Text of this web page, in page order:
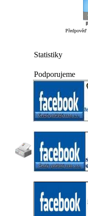
Předpověď
Statistiky
Podporujeme